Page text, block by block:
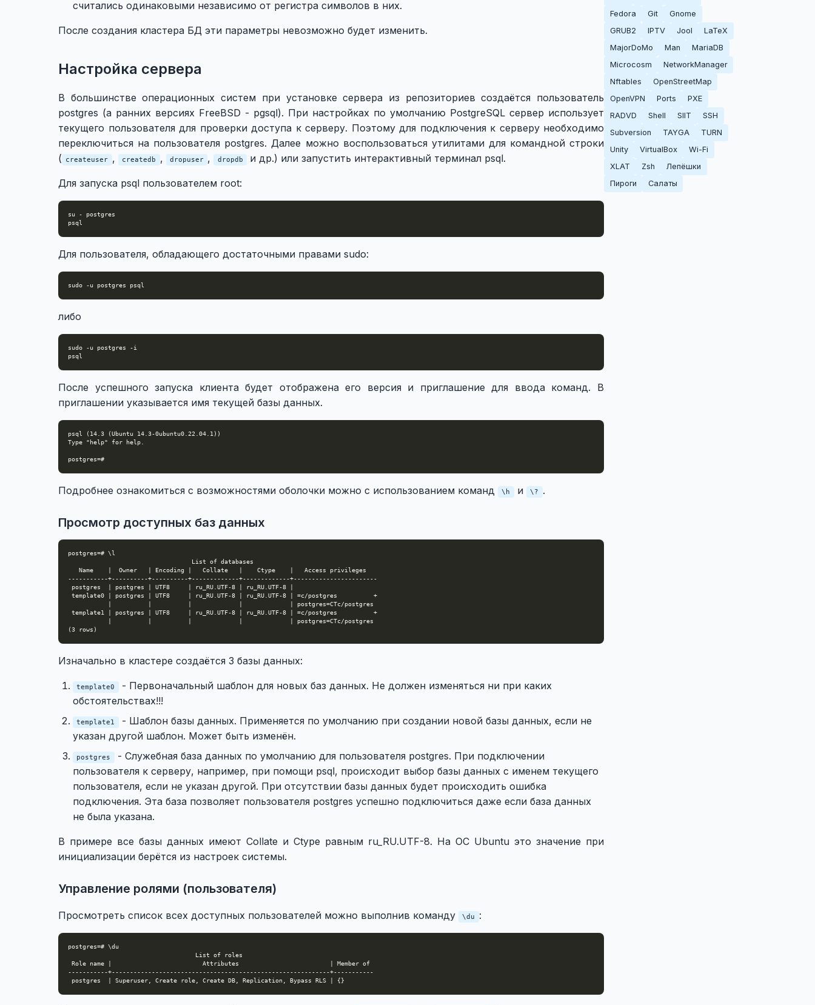
считались одинаковыми независимо от регистра символов в них.
После создания кластера БД эти параметры невозможно будет изменить.
Настройка сервера
В большинстве операционных систем при установке сервера из репозиториев создаётся пользователь
postgres (а ранних версиях FreeBSD - pgsql). При настройках по умолчанию PostgreSQL сервер использует
текущего пользователя для проверки доступа к серверу. Поэтому для подключения к серверу необходимо
переключиться на пользователя postgres. Далее можно воспользоваться утилитами для командной строки
( createuser , createdb , dropuser , dropdb и др.) или запустить интерактивный терминал psql.
Для запуска psql пользователем root:
Для пользователя, обладающего достаточными правами sudo:
либо
После успешного запуска клиента будет отображена его версия и приглашение для ввода команд. В
приглашении указывается имя текущей базы данных.
Подробнее ознакомиться с возможностями оболочки можно с использованием команд \h и \? .
Просмотр доступных баз данных
Изначально в кластере создаётся 3 базы данных:
template0 - Первоначальный шаблон для новых баз данных. Не должен изменяться ни при каких
обстоятельствах!!!
template1 - Шаблон базы данных. Применяется по умолчанию при создании новой базы данных, если не
указан другой шаблон. Может быть изменён.
postgres - Служебная база данных по умолчанию для пользователя postgres. При подключении
пользователя к серверу, например, при помощи psql, происходит выбор базы данных с именем текущего
пользователя, если не указан другой. При отсутствии базы данных будет происходить ошибка
подключения. Эта база позволяет пользователя postgres успешно подключиться даже если база данных
не была указана.
В примере все базы данных имеют Collate и Ctype равным ru_RU.UTF-8. На ОС Ubuntu это значение при
инициализации берётся из настроек системы.
Управление ролями (пользователя)
Просмотреть список всех доступных пользователей можно выполнив команду \du :
Fedora
Git
Gnome
GRUB2
IPTV Jool
LaTeX
MajorDoMo
Man
MariaDB
Microcosm
NetworkManager
Nftables
OpenStreetMap
OpenVPN
Ports
PXE
RADVD
Shell SIIT
SSH
Subversion
TAYGA
TURN
Unity
VirtualBox
Wi-Fi
XLAT
Zsh
Лепёшки
Пироги
Салаты